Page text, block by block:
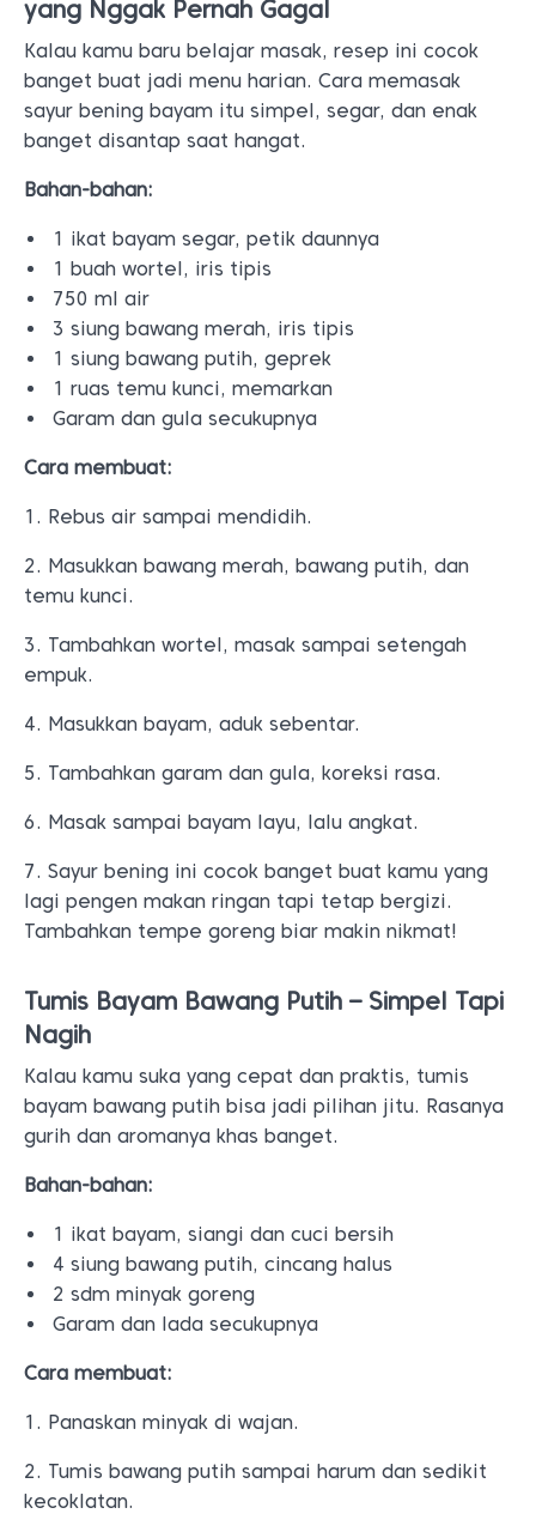
yang Nggak Pernah Gagal
Kalau kamu baru belajar masak, resep ini cocok
banget buat jadi menu harian. Cara memasak
sayur bening bayam itu simpel, segar, dan enak
banget disantap saat hangat.
Bahan-bahan:
1 ikat bayam segar, petik daunnya
1 buah wortel, iris tipis
750 ml air
3 siung bawang merah, iris tipis
1 siung bawang putih, geprek
1 ruas temu kunci, memarkan
Garam dan gula secukupnya
Cara membuat:
1. Rebus air sampai mendidih.
2. Masukkan bawang merah, bawang putih, dan
temu kunci.
3. Tambahkan wortel, masak sampai setengah
empuk.
4. Masukkan bayam, aduk sebentar.
5. Tambahkan garam dan gula, koreksi rasa.
6. Masak sampai bayam layu, lalu angkat.
7. Sayur bening ini cocok banget buat kamu yang
lagi pengen makan ringan tapi tetap bergizi.
Tambahkan tempe goreng biar makin nikmat!
Tumis Bayam Bawang Putih – Simpel Tapi
Nagih
Kalau kamu suka yang cepat dan praktis, tumis
bayam bawang putih bisa jadi pilihan jitu. Rasanya
gurih dan aromanya khas banget.
Bahan-bahan:
1 ikat bayam, siangi dan cuci bersih
4 siung bawang putih, cincang halus
2 sdm minyak goreng
Garam dan lada secukupnya
Cara membuat:
1. Panaskan minyak di wajan.
2. Tumis bawang putih sampai harum dan sedikit
kecoklatan.